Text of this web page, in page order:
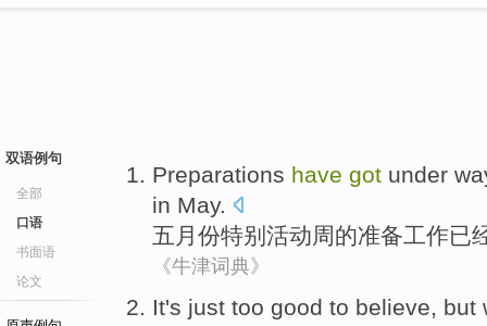
双语例句
全部
口语
书面语
论文
Preparations have got under
in May.
五月份特别 活动周的准备工作已
《牛津词典》
It's just too good to believe, but